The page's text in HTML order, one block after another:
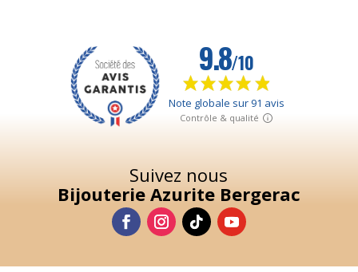
Suivez nous
Bijouterie Azurite Bergerac
Collier aventurine
65,00€ + AJOUTER